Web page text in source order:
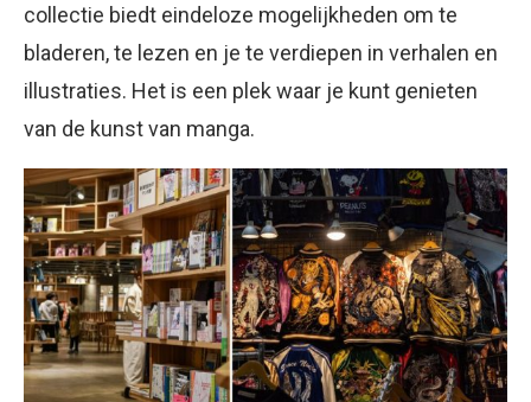
collectie biedt eindeloze mogelijkheden om te
bladeren, te lezen en je te verdiepen in verhalen en
illustraties. Het is een plek waar je kunt genieten
van de kunst van manga.